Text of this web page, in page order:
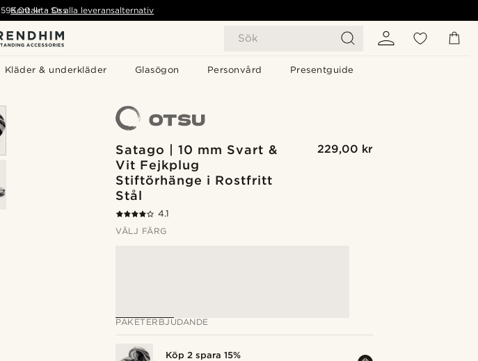
Sök
Kläder & underkläder Glasögon Personvård Presentguide
595,00 kr - Se alla leveransalternativ
Kontakta Oss
Satago | 10 mm Svart &
Vit Fejkplug
Stiftörhänge i Rostfritt
Stål
229,00 kr
4.1
VÄLJ FÄRG
PAKETERBJUDANDE
Köp 2 spara 15%